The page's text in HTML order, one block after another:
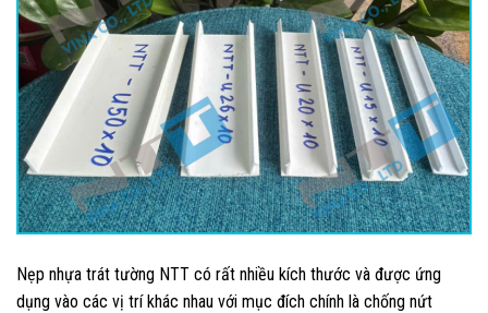
Nẹp nhựa trát tường NTT có rất nhiều kích thước và được ứng
dụng vào các vị trí khác nhau với mục đích chính là chống nứt